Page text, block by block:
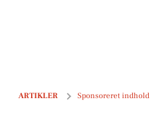
ARTIKLER Sponsoreret indhold
Lager, logistik og spåner